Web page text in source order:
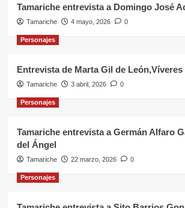
Tamariche entrevista a Domingo José
Tamariche 4 mayo, 2026 0
Personajes
Entrevista de Marta Gil de León,Víveres
Tamariche 3 abril, 2026 0
Personajes
Tamariche entrevista a Germán Alfaro
del Ángel
Tamariche 22 marzo, 2026 0
Personajes